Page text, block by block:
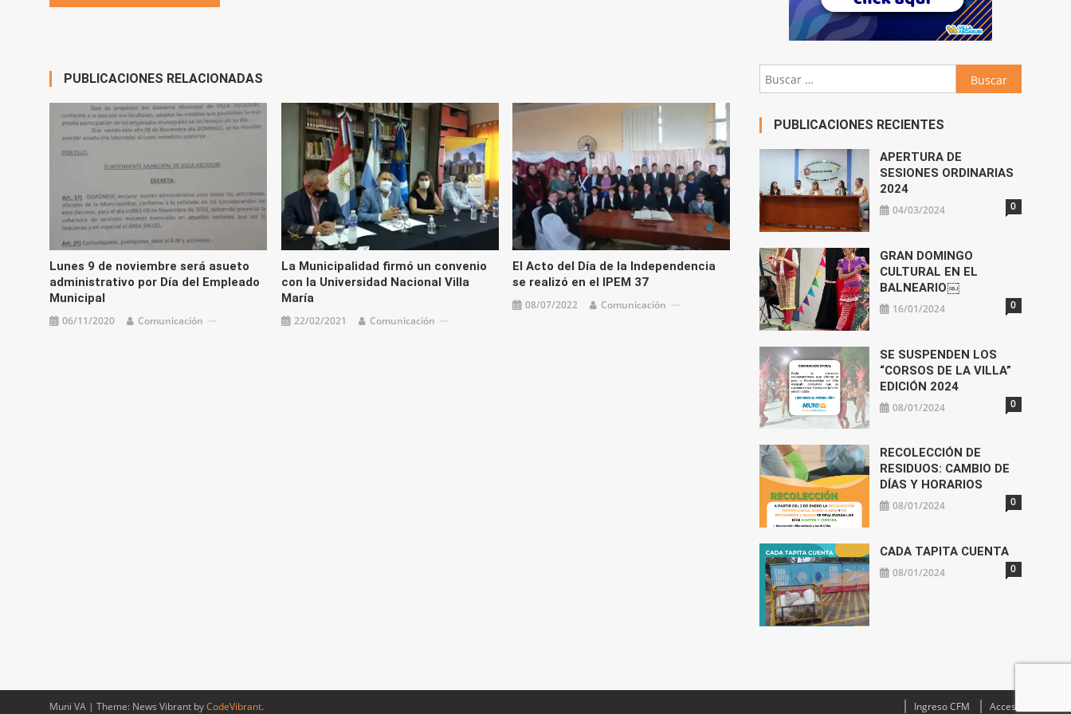
PUBLICACIONES RELACIONADAS
Lunes 9 de noviembre será asueto
administrativo por Día del Empleado
Municipal
06/11/2020 Comunicación
La Municipalidad firmó un convenio
con la Universidad Nacional Villa
María
22/02/2021 Comunicación
El Acto del Día de la Independencia
se realizó en el IPEM 37
08/07/2022 Comunicación
Buscar:
PUBLICACIONES RECIENTES
APERTURA DE
SESIONES ORDINARIAS
2024
04/03/2024 0
GRAN DOMINGO
CULTURAL EN EL
BALNEARIO￼
16/01/2024 0
SE SUSPENDEN LOS
“CORSOS DE LA VILLA”
EDICIÓN 2024
08/01/2024 0
RECOLECCIÓN DE
RESIDUOS: CAMBIO DE
DÍAS Y HORARIOS
08/01/2024 0
CADA TAPITA CUENTA
08/01/2024 0
Muni VA | Theme: News Vibrant byCodeVibrant. Ingreso CFM Acceso